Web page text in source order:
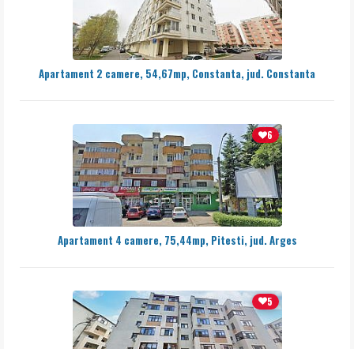
Apartament 2 camere, 54,67mp, Constanta, jud. Constanta
6
Apartament 4 camere, 75,44mp, Pitesti, jud. Arges
5